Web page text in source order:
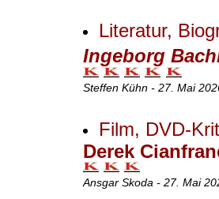
Literatur,
Ingeborg
Steffen Kühn - 27. Mai
Film, DVD-
Derek
Ansgar Skoda - 27. Mai